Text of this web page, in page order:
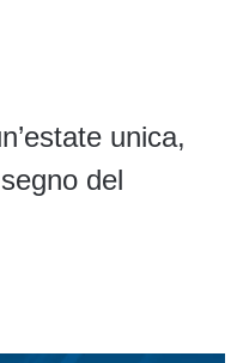
unica,
del